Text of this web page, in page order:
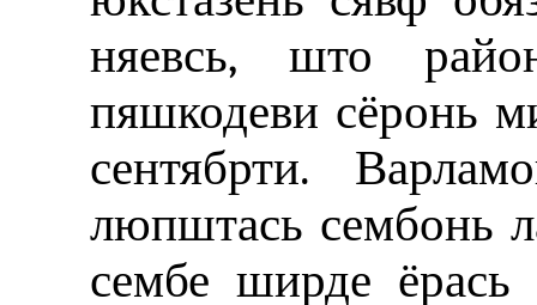
няевсь, што
пяшкодеви сёронь
сентябрти.
люпштась сембонь
сембе ширде